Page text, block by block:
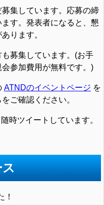
集しています。応募の締
す。発表者になると、懇
ります。
募集しています。(お手
参加費用が無料です。)
ATNDのイベントページ を
ご確認ください。
時ツイートしています。
！